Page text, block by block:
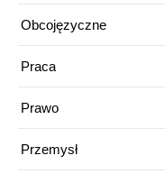
Obcojęzyczne
Praca
Prawo
Przemysł